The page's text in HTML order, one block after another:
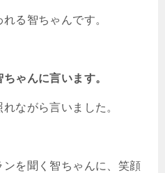
る智ちゃんです。
ゃんに言います。
ながら言いました。
を聞く智ちゃんに、笑顔